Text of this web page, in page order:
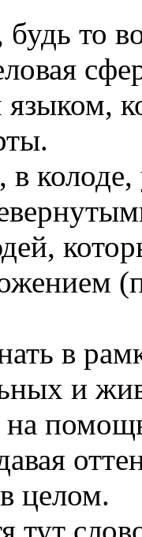
то
колоде,
в
и
целом.
тут